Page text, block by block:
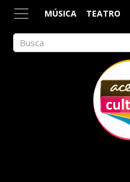
MÚSICA TEATRO